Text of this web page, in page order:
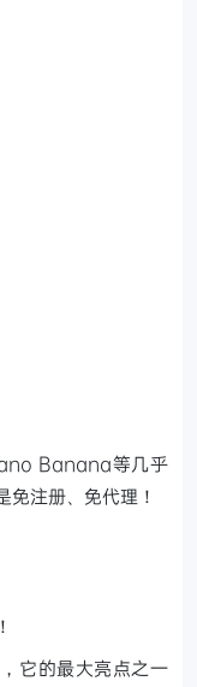
Banana等几乎
免注册、免代理！
它的最大亮点之一